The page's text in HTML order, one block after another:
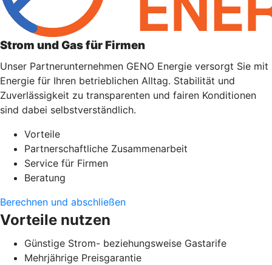
Strom und Gas für Firmen
Unser Partnerunternehmen GENO Energie versorgt Sie mit
Energie für Ihren betrieblichen Alltag. Stabilität und
Zuverlässigkeit zu transparenten und fairen Konditionen
sind dabei selbstverständlich.
Vorteile
Partnerschaftliche Zusammenarbeit
Service für Firmen
Beratung
Berechnen und abschließen
Vorteile nutzen
Günstige Strom- beziehungsweise Gastarife
Mehrjährige Preisgarantie